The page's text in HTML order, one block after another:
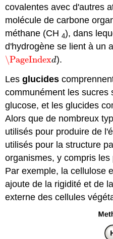
covalentes avec d'autres
molécule de carbone
méthane (CH 4), dans
d'hydrogène se lient à un
\PageIndexd
\PageIndexd).
Lesglucides
communément les sucres
glucose, et les glucides
Alors que de nombreux
utilisés pour produire de
utilisés pour la structure
organismes, y compris
Par exemple, la cellulose
ajoute de la rigidité et de
externe des cellules